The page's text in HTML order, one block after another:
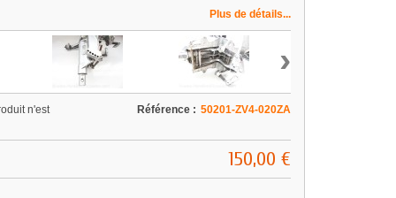
Plus de détails...
›
n'est Référence : 50201-ZV4-020ZA
150,00 €